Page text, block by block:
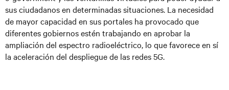
sus ciudadanos en determinadas situaciones. La necesidad
de mayor capacidad en sus portales ha provocado que
diferentes gobiernos estén trabajando en aprobar la
ampliación del espectro radioeléctrico, lo que favorece en sí
la aceleración del despliegue de las redes 5G.